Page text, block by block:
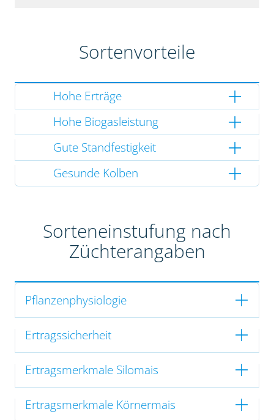
Sortenvorteile
Hohe Erträge
Hohe Biogasleistung
Gute Standfestigkeit
Gesunde Kolben
Sorteneinstufung nach
Züchterangaben
Pflanzenphysiologie
Ertragssicherheit
Ertragsmerkmale Silomais
Ertragsmerkmale Körnermais